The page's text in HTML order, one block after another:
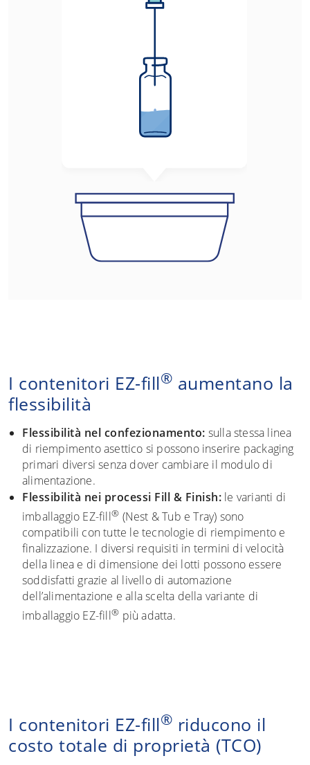
I contenitori EZ-fill® aumentano la
flessibilità
Flessibilità nel confezionamento: sulla stessa linea
di riempimento asettico si possono inserire packaging
primari diversi senza dover cambiare il modulo di
alimentazione.
Flessibilità nei processi Fill & Finish: le varianti di
imballaggio EZ-fill® (Nest & Tub e Tray) sono
compatibili con tutte le tecnologie di riempimento e
finalizzazione. I diversi requisiti in termini di velocità
della linea e di dimensione dei lotti possono essere
soddisfatti grazie al livello di automazione
dell’alimentazione e alla scelta della variante di
imballaggio EZ-fill® più adatta.
I contenitori EZ-fill® riducono il
costo totale di proprietà (TCO)